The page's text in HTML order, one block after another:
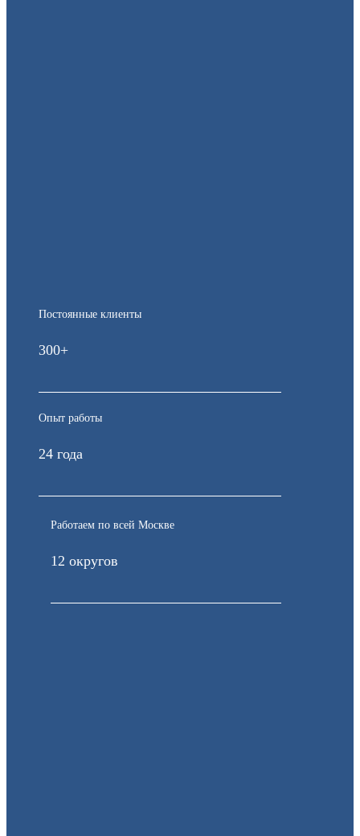
Постоянные клиенты
300+
Опыт работы
24 года
Работаем по всей Москве
12 округов